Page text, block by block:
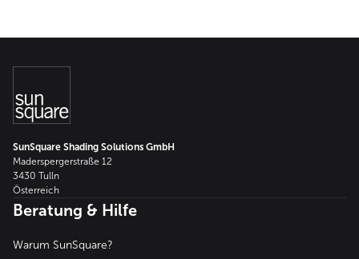
SunSquare Shading Solutions GmbH
Maderspergerstraße 12
3430 Tulln
Österreich
Beratung & Hilfe
Warum SunSquare?